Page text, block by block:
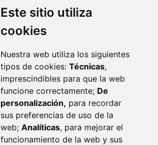
Este sitio utiliza
cookies
Nuestra web utiliza los siguientes
tipos de cookies: Técnicas,
imprescindibles para que la web
funcione correctamente; De
personalización, para recordar
sus preferencias de uso de la
web; Analíticas, para mejorar el
funcionamiento de la web y sus
22400 MONZÓN - ARAGÓN (ESPAÑA)
· (34) 974 400 700 ·
sac@monzon.es
monzon.es